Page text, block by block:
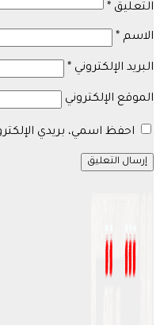
التعليق *
الاسم *
البريد الإلكتروني *
الموقع الإلكتروني
احفظ اسمي، بريدي